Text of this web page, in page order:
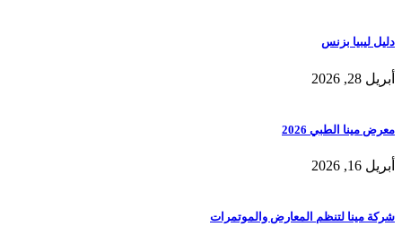
دليل ليبيا بزنس
أبريل 28, 2026
معرض مينا الطبي 2026
أبريل 16, 2026
شركة مينا لتنظم المعارض والموتمرات